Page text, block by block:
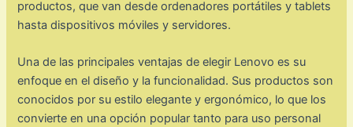
productos, que van desde ordenadores portátiles y tablets
hasta dispositivos móviles y servidores.
Una de las principales ventajas de elegir Lenovo es su
enfoque en el diseño y la funcionalidad. Sus productos son
conocidos por su estilo elegante y ergonómico, lo que los
convierte en una opción popular tanto para uso personal